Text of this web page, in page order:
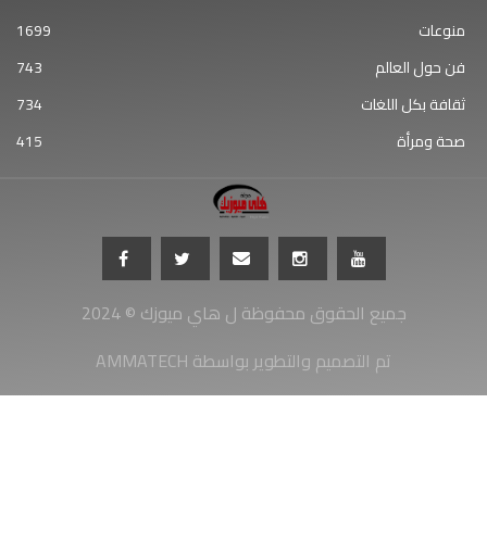
منوعات
1699
فن حول العالم
743
ثقافة بكل اللغات
734
صحة ومرأة
415
جميع الحقوق محفوظة ل هاي ميوزك © 2024
AMMATECH تم التصميم والتطوير بواسطة